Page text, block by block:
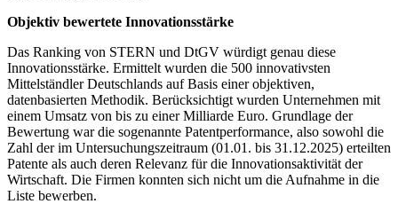
Objektiv bewertete Innovationsstärke
Das Ranking von STERN und DtGV würdigt genau diese
Innovationsstärke. Ermittelt wurden die 500 innovativsten
Mittelständler Deutschlands auf Basis einer objektiven,
datenbasierten Methodik. Berücksichtigt wurden Unternehmen mit
einem Umsatz von bis zu einer Milliarde Euro. Grundlage der
Bewertung war die sogenannte Patentperformance, also sowohl die
Zahl der im Untersuchungszeitraum (01.01. bis 31.12.2025) erteilten
Patente als auch deren Relevanz für die Innovationsaktivität der
Wirtschaft. Die Firmen konnten sich nicht um die Aufnahme in die
Liste bewerben.